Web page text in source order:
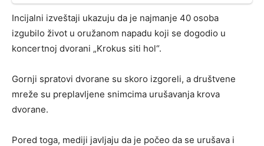
Incijalni izveštaji ukazuju da je najmanje 40 osoba
izgubilo život u oružanom napadu koji se dogodio u
koncertnoj dvorani „Krokus siti hol“.
Gornji spratovi dvorane su skoro izgoreli, a društvene
mreže su preplavljene snimcima urušavanja krova
dvorane.
Pored toga, mediji javljaju da je počeo da se urušava i